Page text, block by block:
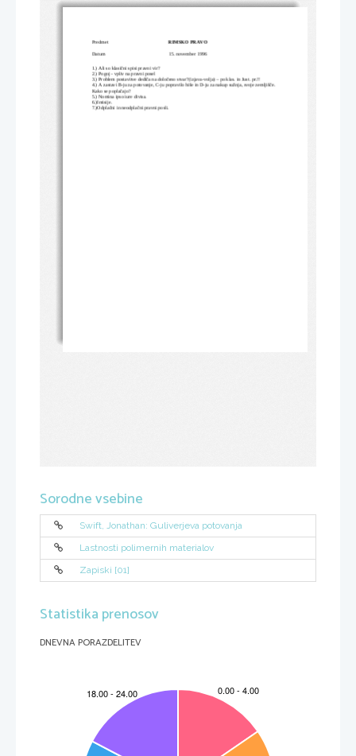
stransko
Predmet RIMSKO PRAVO
Datum 15. november 1996
1.) Ali so klasični spisi pravni vir?
2.) Pogoj - vpliv na pravni posel
3.) Problem postavitve dediča na določeno stvar?(izjava-volja) – po klas. in Just. pr.!!
4.) A zastavi B-ju za potovanje, C-ju popravilo hiše in D-ju za nakup sužnja, svoje zemljišče.
Kako se poplačajo?
5.) Nomina ipso iure divisa.
6.)Imisije.
7.)Odplačni in neodplačni pravni posli.
Sorodne vsebine
Swift, Jonathan: Guliverjeva potovanja
Lastnosti polimernih materialov
Zapiski [01]
Statistika prenosov
DNEVNA PORAZDELITEV